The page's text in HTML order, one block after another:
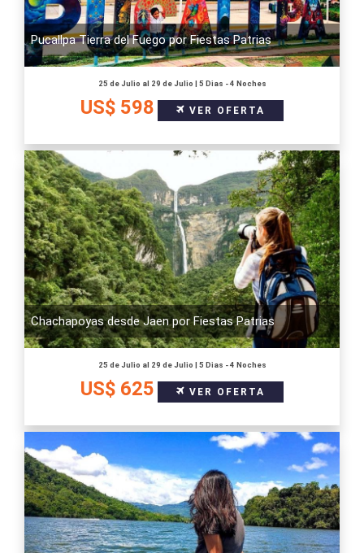
Pucallpa Tierra del Fuego por Fiestas Patrias
25 de Julio al 29 de Julio | 5 Dias - 4 Noches
US$ 598 VER OFERTA
Chachapoyas desde Jaen por Fiestas Patrias
25 de Julio al 29 de Julio | 5 Dias - 4 Noches
US$ 625 VER OFERTA